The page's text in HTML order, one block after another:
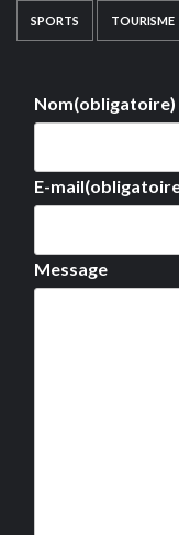
SPORTS TOURISME
Nom(obligatoire)
E-mail
Message